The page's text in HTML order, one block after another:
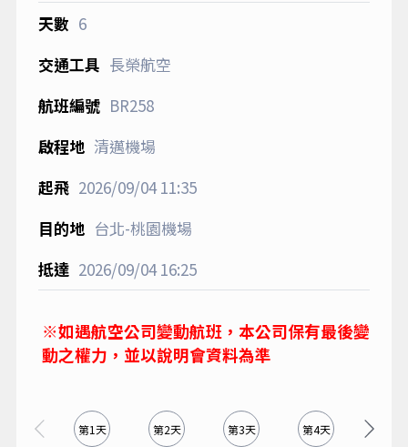
6
長榮航空
BR258
清邁機場
2026/09/0411:35
台北-桃園機場
2026/09/0416:25
※如遇航空公司變動航班，本公司保有最後變
動之權力，並以說明會資料為準
第1天 第2天 第3天 第4天